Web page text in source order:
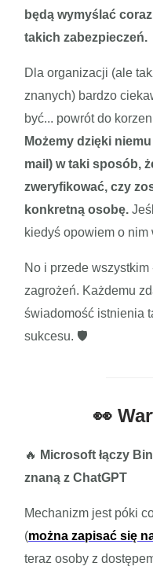
będą wymyślać
takich zabezpieczeń.
Dla organizacji (ale
znanych) bardzo
być... powrót do
Możemy dzięki
mail) w taki sposób,
zweryfikować, czy
konkretną osobę.
kiedyś opowiem o nim
No i przede
zagrożeń. Każdemu
świadomość istnienia
sukcesu. 🛡️
👀
🔥 Microsoft łączy
znaną z ChatGPT
Mechanizm jest póki
(można zapisać się
teraz osoby z